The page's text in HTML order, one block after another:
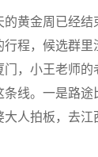
黄金周已经
程，候选群
，小王老师
线。一是路
人拍板，去江